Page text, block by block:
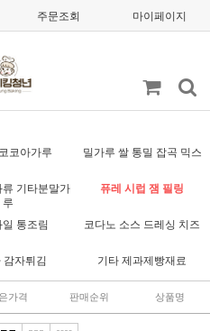
주문조회 마이페이지
코아가루 밀가루 쌀 통밀 잡곡 믹스
류 기타분말가
루
퓨레 시럽 잼 필링
통조림 코다노 소스 드레싱 치즈
감자튀김 기타 제과제빵재료
가격 판매순위 상품명